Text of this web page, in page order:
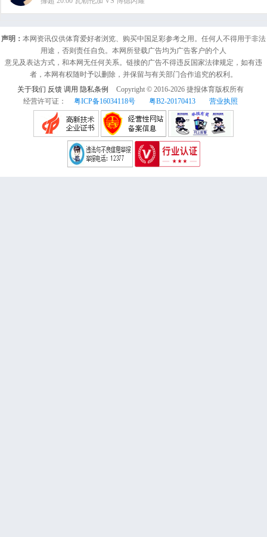
声明： 本网资讯仅供体育爱好者浏览、购买中国足彩参考之用。任何人不得用于非法
用途，否则责任自负。本网所登载广告均为广告客户的个人
意见及表达方式，和本网无任何关系。链接的广告不得违反国家法律规定，如有违
者，本网有权随时予以删除，并保留与有关部门合作追究的权利。
关于我们 反馈 调用 隐私条例 Copyright © 2016-2026 捷报体育版权所有
经营许可证：
粤ICP备16034118号 粤B2-20170413 营业执照